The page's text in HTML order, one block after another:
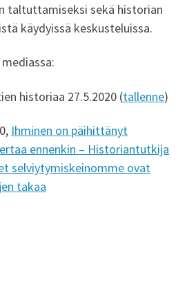
taltuttamiseksi sekä historian
käydyissä keskusteluissa.
historiaa 27.5.2020 (tallenne)
Ihminen on päihittänyt
ennenkin – Historiantutkija
selviytymiskeinomme ovat
takaa